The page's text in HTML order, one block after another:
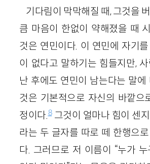
기다림이 막막해질 때, 그것을
큼 마음이 한없이 약해졌을 때
것은 연민이다. 이 연민에 자기
이 없다고 말하기는 힘들지만,
난 후에도 연민이 남는다는 말에
것은 기본적으로 자신의 바깥으
정이다.8그것이 얼마나 힘이 센
라는 두 글자를 따로 떼 한행으
다. 그러므로 저 이름이 “누가